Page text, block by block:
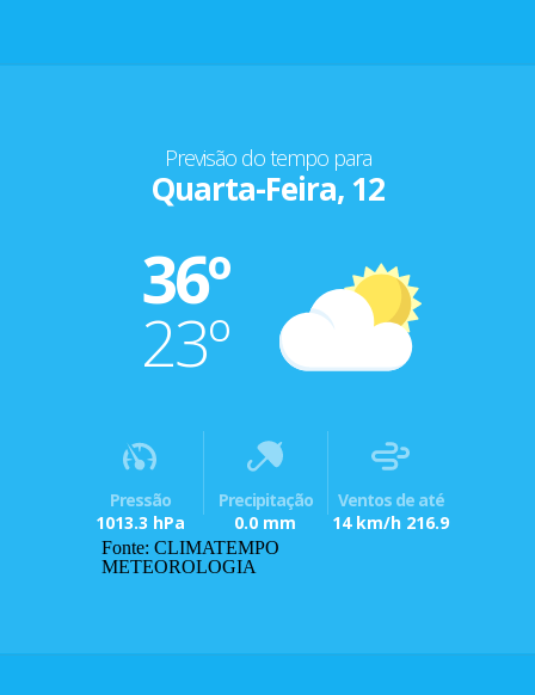
Previsão do tempo para
Quarta-Feira, 12
36º
23º
Pressão
1013.3 hPa
Precipitação
0.0 mm
Ventos de até
14 km/h 216.9
Fonte: CLIMATEMPO
METEOROLOGIA